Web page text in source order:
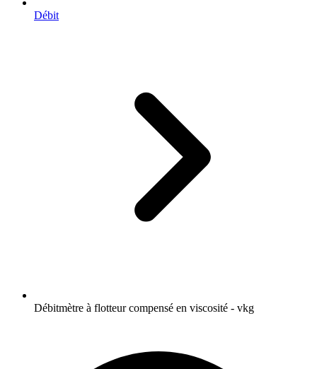
Débit
Débitmètre à flotteur compensé en viscosité - vkg